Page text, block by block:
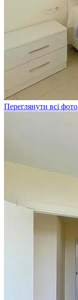
Переглянути всі фото